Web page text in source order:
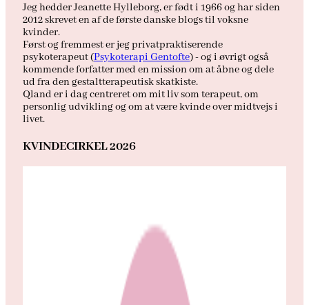
Jeg hedder Jeanette Hylleborg, er født i 1966 og har siden
2012 skrevet en af de første danske blogs til voksne
kvinder.
Først og fremmest er jeg privatpraktiserende
psykoterapeut (Psykoterapi Gentofte) - og i øvrigt også
kommende forfatter med en mission om at åbne og dele
ud fra den gestaltterapeutisk skatkiste.
Qland er i dag centreret om mit liv som terapeut, om
personlig udvikling og om at være kvinde over midtvejs i
livet.
KVINDECIRKEL 2026